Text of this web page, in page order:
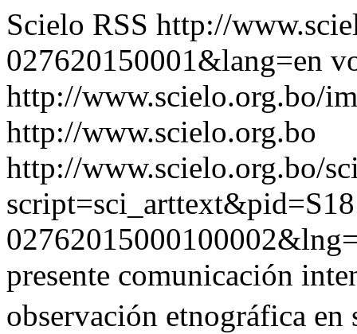
Scielo RSS http://
027620150001&lang=en
http://www.scielo.org.bo/
http://www.scielo.org.bo
http://www.scielo.org.bo/
presente comunicación
observación etnográfica